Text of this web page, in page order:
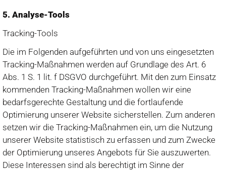
5. Analyse-Tools
Tracking-Tools
Die im Folgenden aufgeführten und von uns eingesetzten
Tracking-Maßnahmen werden auf Grundlage des Art. 6
Abs. 1 S. 1 lit. f DSGVO durchgeführt. Mit den zum Einsatz
kommenden Tracking-Maßnahmen wollen wir eine
bedarfsgerechte Gestaltung und die fortlaufende
Optimierung unserer Website sicherstellen. Zum anderen
setzen wir die Tracking-Maßnahmen ein, um die Nutzung
unserer Website statistisch zu erfassen und zum Zwecke
der Optimierung unseres Angebots für Sie auszuwerten.
Diese Interessen sind als berechtigt im Sinne der